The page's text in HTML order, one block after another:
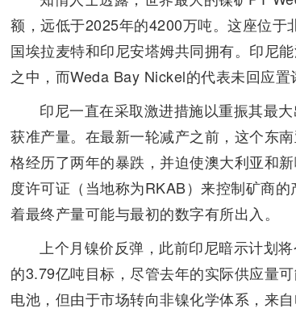
额，远低于2025年的4200万吨。这座位
国埃拉麦特和印尼安塔姆共同拥有。印尼
之中，而Weda Bay Nickel的代表未回应置
印尼一直在采取激进措施以重振其最
获准产量。在最新一轮减产之前，这个东
格经历了两年的暴跌，并迫使澳大利亚和
度许可证（当地称为RKAB）来控制矿商
着最终产量可能与最初的数字有所出入。
上个月镍价反弹，此前印尼暗示计划
的3.79亿吨目标，尽管去年的实际供应量
电池，但由于市场转向非镍化学体系，来